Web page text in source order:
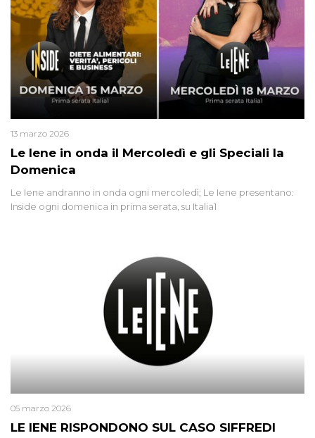
Le Iene in onda il Mercoledì e gli Speciali la
Domenica
13 marzo 2026
Le Iene andranno in onda ogni mercoledì; Le Iene presentano:
Inside ogni domenica in prima serata, su Italia1
LE IENE RISPONDONO SUL CASO SIFFREDI
05 marzo 2026